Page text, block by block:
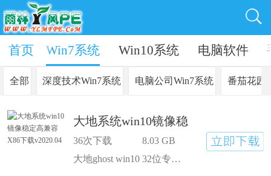
统 Win7系统 Win10系统 电脑软件
首页
全部 深度技术Win7系统 电脑公司Win7系统 番茄花园
大地系统win10镜像稳定高兼容X86下
36次下载
8.03 GB
大地ghost win10 32位专业完整版采用Windows 10官方简体中文专业版为源安装盘制作而成，系统制作全程离线制作，100%隔离病毒木马，保证系统安全!集成最全面的驱动精灵离线驱动包，多线程并发安装驱动，绝大多数硬件可以快速自动安装相应的驱动，本光盘拥有强大的启动工具,包括一键恢复、ghost、磁盘坏道检测、pq、dm、密码重设等等，维护方便，是电脑城、个人、公司快速装机之首选